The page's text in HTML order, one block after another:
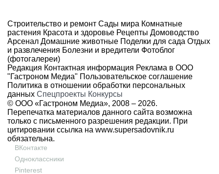
Строительство и ремонт Сады мира Комнатные
растения Красота и здоровье Рецепты Домоводство
Арсенал Домашние животные Поделки для сада Отдых
и развлечения Болезни и вредители Фотоблог
(фотогалереи)
Редакция Контактная информация Реклама в ООО
"Гастроном Медиа" Пользовательское соглашение
Политика в отношении обработки персональных
данных Спецпроекты Конкурсы
© ООО «Гастроном Медиа», 2008 – 2026.
Перепечатка материалов данного сайта возможна
только с письменного разрешения редакции. При
цитировании ссылка на www.supersadovnik.ru
обязательна.
ВКонтакте
Одноклассники
Pinterest